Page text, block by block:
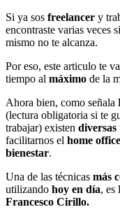
Si ya sos freelancer y
encontraste varias veces
mismo no te alcanza.
Por eso, este articulo te
tiempo al máximo de la
Ahora bien, como señala
(lectura obligatoria si te
trabajar) existen diversas
facilitarnos el home office
bienestar.
Una de las técnicas más
utilizando hoy en día, es
Francesco Cirillo.